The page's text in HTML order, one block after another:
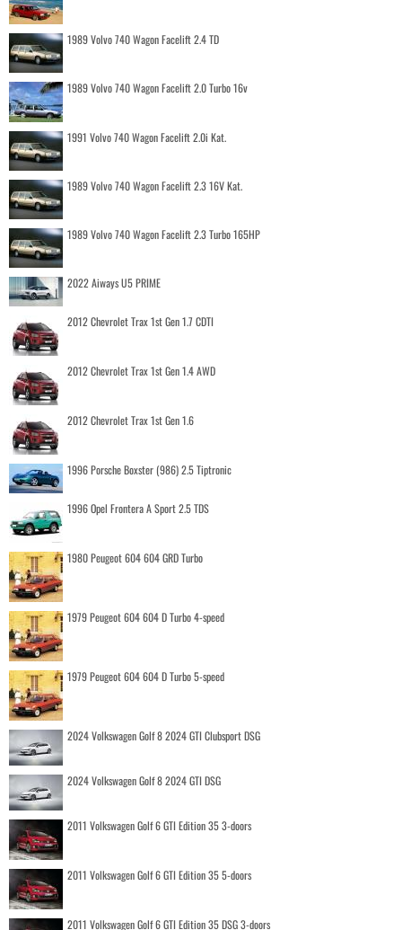
1989 Volvo 740 Wagon Facelift 2.4 TD
1989 Volvo 740 Wagon Facelift 2.0 Turbo 16v
1991 Volvo 740 Wagon Facelift 2.0i Kat.
1989 Volvo 740 Wagon Facelift 2.3 16V Kat.
1989 Volvo 740 Wagon Facelift 2.3 Turbo 165HP
2022 Aiways U5 PRIME
2012 Chevrolet Trax 1st Gen 1.7 CDTI
2012 Chevrolet Trax 1st Gen 1.4 AWD
2012 Chevrolet Trax 1st Gen 1.6
1996 Porsche Boxster (986) 2.5 Tiptronic
1996 Opel Frontera A Sport 2.5 TDS
1980 Peugeot 604 604 GRD Turbo
1979 Peugeot 604 604 D Turbo 4-speed
1979 Peugeot 604 604 D Turbo 5-speed
2024 Volkswagen Golf 8 2024 GTI Clubsport DSG
2024 Volkswagen Golf 8 2024 GTI DSG
2011 Volkswagen Golf 6 GTI Edition 35 3-doors
2011 Volkswagen Golf 6 GTI Edition 35 5-doors
2011 Volkswagen Golf 6 GTI Edition 35 DSG 3-doors